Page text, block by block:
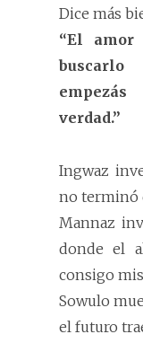
Dice más
“El amor
verdad.”
Ingwaz
no terminó
Mannaz
donde el
consigo
Sowulo
el futuro